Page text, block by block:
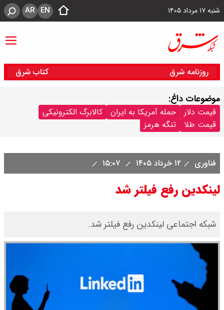
شنبه ۱۷ مرداد ۱۴۰۵ EN
AR
روزنامه شرق کتاب شرق
موضوعات داغ:
قیمت دلار حمله آمریکا به ایران
کالابرگ الکترونیکی
قیمت طلا
تنگه هرمز
فناوری ۱۲ خرداد ۱۴۰۵
لینکدین رفع فیلتر شد
شبکه اجتماعی لینکدین رفع فیلتر شد.